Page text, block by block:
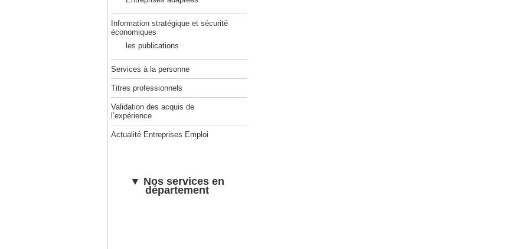
Information stratégique et sécurité
économiques
les publications
Services à la personne
Titres professionnels
Validation des acquis de
l’expérience
Actualité Entreprises Emploi
▼ Nos services en
département